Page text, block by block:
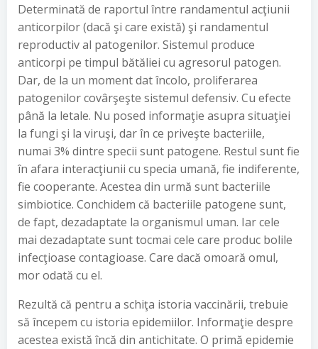
Determinată de raportul între randamentul acţiunii
anticorpilor (dacă şi care există) şi randamentul
reproductiv al patogenilor. Sistemul produce
anticorpi pe timpul bătăliei cu agresorul patogen.
Dar, de la un moment dat încolo, proliferarea
patogenilor covârşeşte sistemul defensiv. Cu efecte
până la letale. Nu posed informaţie asupra situaţiei
la fungi şi la viruşi, dar în ce priveşte bacteriile,
numai 3% dintre specii sunt patogene. Restul sunt fie
în afara interacţiunii cu specia umană, fie indiferente,
fie cooperante. Acestea din urmă sunt bacteriile
simbiotice. Conchidem că bacteriile patogene sunt,
de fapt, dezadaptate la organismul uman. Iar cele
mai dezadaptate sunt tocmai cele care produc bolile
infecţioase contagioase. Care dacă omoară omul,
mor odată cu el.
Rezultă că pentru a schiţa istoria vaccinării, trebuie
să începem cu istoria epidemiilor. Informaţie despre
acestea există încă din antichitate. O primă epidemie